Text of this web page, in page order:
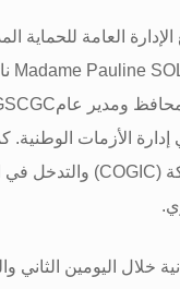
العامة للحماية
Madame Pauline
ومدير عام
إدارة الأزمات
(COGIC) والتدخل في
.
خلال اليومين الثاني